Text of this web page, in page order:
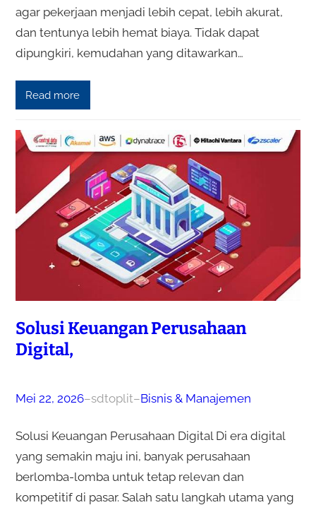
agar pekerjaan menjadi lebih cepat, lebih akurat,
dan tentunya lebih hemat biaya. Tidak dapat
dipungkiri, kemudahan yang ditawarkan…
Read more
Solusi Keuangan Perusahaan
Digital,
Mei 22, 2026–sdtoplit–Bisnis & Manajemen
Solusi Keuangan Perusahaan Digital Di era digital
yang semakin maju ini, banyak perusahaan
berlomba-lomba untuk tetap relevan dan
kompetitif di pasar. Salah satu langkah utama yang